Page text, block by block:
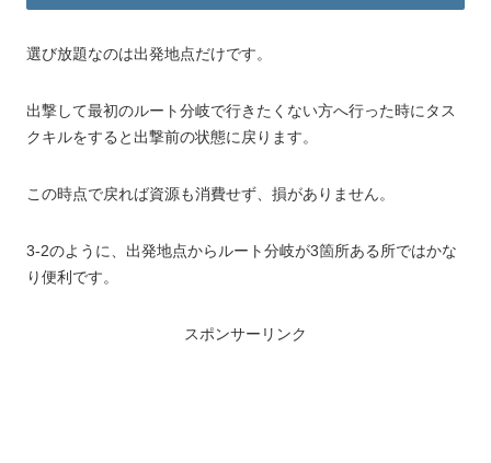
選び放題なのは出発地点だけです。
出撃して最初のルート分岐で行きたくない方へ行った時にタス
クキルをすると出撃前の状態に戻ります。
この時点で戻れば資源も消費せず、損がありません。
3-2のように、出発地点からルート分岐が3箇所ある所ではかな
り便利です。
スポンサーリンク